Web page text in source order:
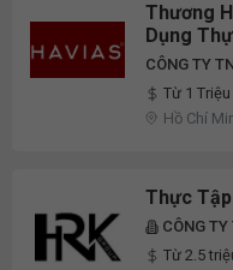
Thương
Dụng
Sóc
Design/
Social
CÔNG TY
Từ 1
Hồ Chí
Thực
CÔNG
Từ 2.5